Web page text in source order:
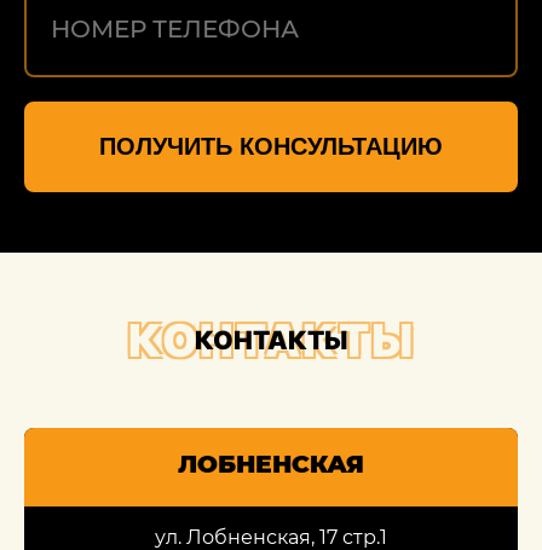
ПОЛУЧИТЬ КОНСУЛЬТАЦИЮ
КОНТАКТЫ
КОНТАКТЫ
ЛОБНЕНСКАЯ
ул. Лобненская, 17 стр.1